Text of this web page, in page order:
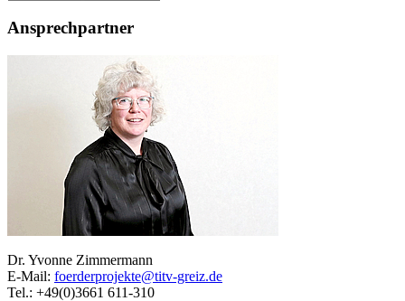
Ansprechpartner
Dr. Yvonne Zimmermann
E-Mail: foerderprojekte@titv-greiz.de
Tel.: +49(0)3661 611-310